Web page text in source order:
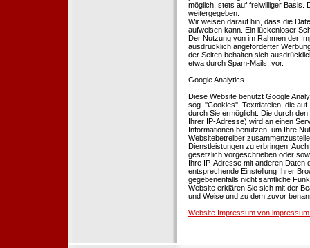
möglich, stets auf freiwilliger Basis.
weitergegeben.
Wir weisen darauf hin, dass die
aufweisen kann. Ein lückenloser
Der Nutzung von im Rahmen der
ausdrücklich angeforderter
der Seiten behalten sich
etwa durch Spam-Mails, vor.
Google Analytics
Diese Website benutzt Google
sog. ''Cookies'', Textdateien, die
durch Sie ermöglicht. Die durch
Ihrer IP-Adresse) wird an einen
Informationen benutzen, um Ihre
Websitebetreiber
Dienstleistungen zu erbringen.
gesetzlich vorgeschrieben oder
Ihre IP-Adresse mit anderen Daten
entsprechende Einstellung Ihrer
gegebenenfalls nicht sämtliche
Website erklären Sie sich mit der
und Weise und zu dem zuvor
Website Impressum von